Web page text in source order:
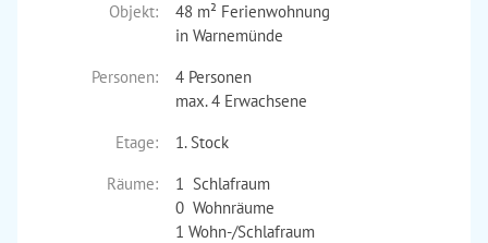
Objekt:
48 m² Ferienwohnung
in Warnemünde
Personen:
4 Personen
max. 4 Erwachsene
Etage:
1. Stock
Räume:
1 Schlafraum
0 Wohnräume
1 Wohn-/Schlafraum